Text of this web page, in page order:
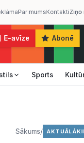
Par mumsKontaktiZiņo
E-avīze Abonē
Sports
Sākums/